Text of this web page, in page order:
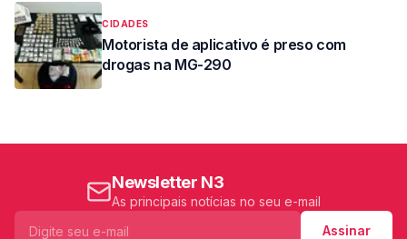
CIDADES
Motorista de aplicativo é preso com
drogas na MG-290
Newsletter N3
As principais notícias no seu e-mail
Assinar